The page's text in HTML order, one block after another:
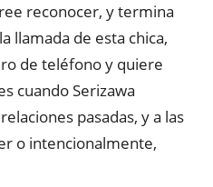
reconocer, y termina
llamada de esta chica,
de teléfono y quiere
cuando Serizawa
pasadas, y a las
o intencionalmente,